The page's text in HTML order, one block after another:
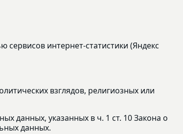
интернет-статистики (Яндекс
взглядов, религиозных или
данных, указанных в ч. 1 ст. 10 Закона о
данных.